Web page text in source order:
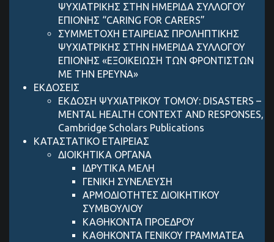
ΨΥΧΙΑΤΡΙΚΗΣ ΣΤΗΝ ΗΜΕΡΙΔΑ ΣΥΛΛΟΓΟΥ
ΕΠΙΟΝΗΣ “CARING FOR CARERS”
ΣΥΜΜΕΤΟΧΗ ΕΤΑΙΡΕΙΑΣ ΠΡΟΛΗΠΤΙΚΗΣ
ΨΥΧΙΑΤΡΙΚΗΣ ΣΤΗΝ ΗΜΕΡΙΔΑ ΣΥΛΛΟΓΟΥ
ΕΠΙΟΝΗΣ «ΕΞΟΙΚΕΙΩΣΗ ΤΩΝ ΦΡΟΝΤΙΣΤΩΝ
ΜΕ ΤΗΝ ΕΡΕΥΝΑ»
ΕΚΔΟΣΕΙΣ
ΕΚΔΟΣΗ ΨΥΧΙΑΤΡΙΚΟΥ ΤΟΜΟΥ: DISASTERS –
MENTAL HEALTH CONTEXT AND RESPONSES,
Cambridge Scholars Publications
ΚΑΤΑΣΤΑΤΙΚΟ ΕΤΑΙΡΕΙΑΣ
ΔΙΟΙΚΗΤΙΚΑ ΟΡΓΑΝΑ
ΙΔΡΥΤΙΚΑ ΜΕΛΗ
ΓΕΝΙΚΗ ΣΥΝΕΛΕΥΣΗ
ΑΡΜΟΔΙΟΤΗΤΕΣ ΔΙΟΙΚΗΤΙΚΟΥ
ΣΥΜΒΟΥΛΙΟΥ
ΚΑΘΗΚΟΝΤΑ ΠΡΟΕΔΡΟΥ
ΚΑΘΗΚΟΝΤΑ ΓΕΝΙΚΟΥ ΓΡΑΜΜΑΤΕΑ